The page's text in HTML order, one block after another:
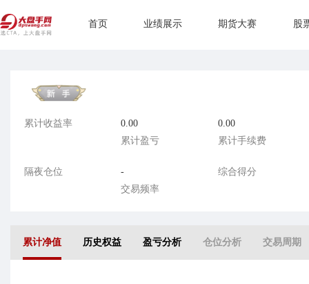
首页 业绩展示 期货大赛 股
累计收益率
0.00
累计盈亏
0.00
累计手续费
隔夜仓位
-
交易频率
综合得分
累计净值 历史权益 盈亏分析 仓位分析 交易周期